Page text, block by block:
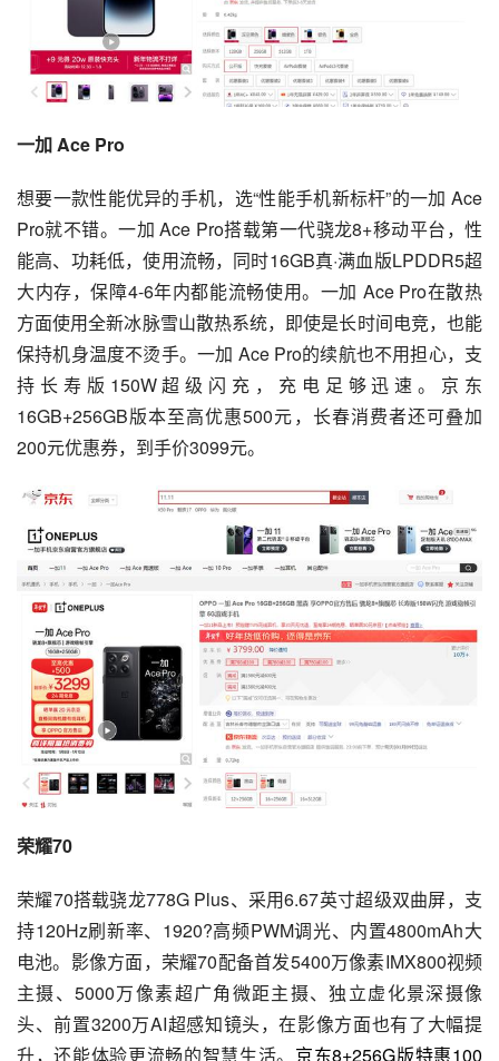
一加 Ace Pro
想要一款性能优异的手机，选“性能手机新标杆”的一加 Ace
Pro就不错。一加 Ace Pro搭载第一代骁龙8+移动平台，性
能高、 功耗低，使用流畅，同时16GB真·满血版LPDDR5超
大内存，保障4-6年内都能流畅使用。一加 Ace Pro在散热
方面使用全新冰脉雪山散热系统，即使是长时间电竞，也能
保持机身温度不烫手。一加 Ace Pro的续航也不用担心，支
持长寿版150W超级闪充，充电足够迅速。京东
16GB+256GB版本至高优惠500元，长春消费者还可叠加
200元优惠券，到手价3099元。
荣耀70
荣耀70搭载骁龙778G Plus、采用6.67英寸超级双曲屏，支
持120Hz刷新率、1920?高频PWM调光、内置4800mAh大
电池。影像方面，荣耀70配备首发5400万像素IMX800视频
主摄、5000万像素超广角微距主摄、独立虚化景深摄像
头、前置3200万AI超感知镜头，在影像方面也有了大幅提
升，还能体验更流畅的智慧生活。 京东8+256G版特惠100